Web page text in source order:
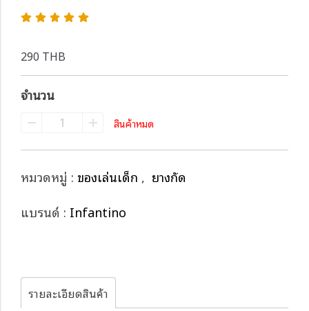
290 THB
จำนวน
สินค้าหมด
หมวดหมู่ : ของเล่นเด็ก , ยางกัด
แบรนด์ : Infantino
รายละเอียดสินค้า